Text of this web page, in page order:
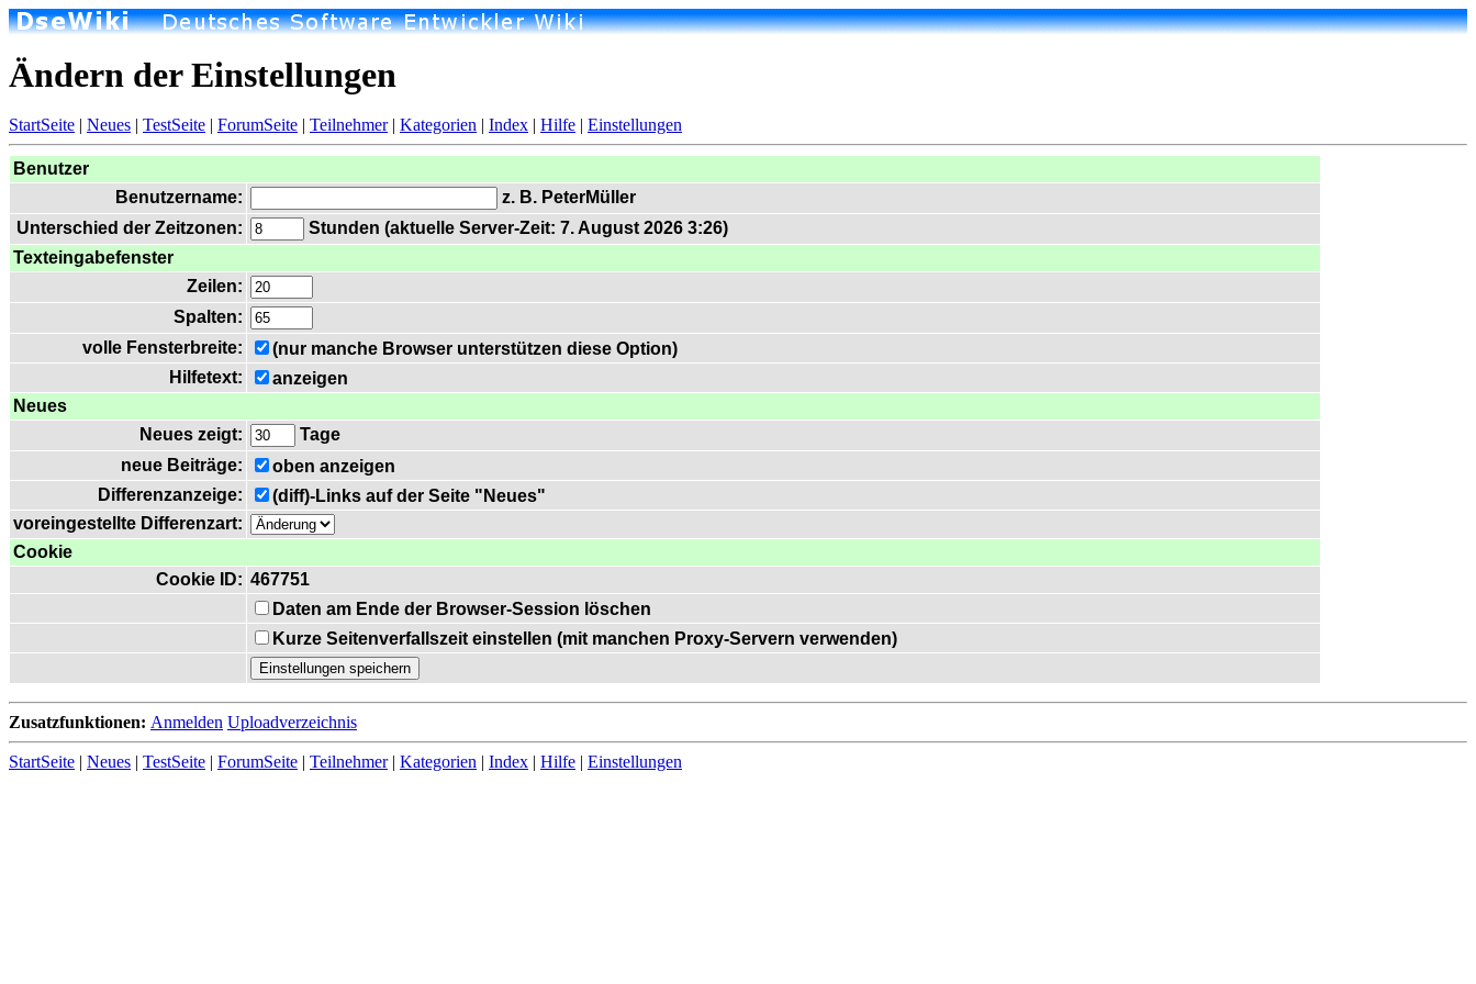
Ändern der Einstellungen
StartSeite | Neues | TestSeite | ForumSeite | Teilnehmer| Kategorien | Index | Hilfe | Einstellungen
Benutzer
Benutzername:
z. B. PeterMüller
Unterschied der Zeitzonen:
Stunden (aktuelle Server-Zeit: 7. August 2026 3:26)
Texteingabefenster
Zeilen:
Spalten:
volle Fensterbreite:
(nur manche Browser unterstützen diese Option)
Hilfetext:
anzeigen
Neues
Neues zeigt:
Tage
neue Beiträge:
oben anzeigen
Differenzanzeige:
(diff)-Links auf der Seite "Neues"
voreingestellte Differenzart:
Cookie
Cookie ID: 467751
Daten am Ende der Browser-Session löschen
Kurze Seitenverfallszeit einstellen (mit manchen Proxy-Servern verwenden)
Zusatzfunktionen: Anmelden Uploadverzeichnis
StartSeite | Neues | TestSeite | ForumSeite | Teilnehmer| Kategorien | Index | Hilfe | Einstellungen